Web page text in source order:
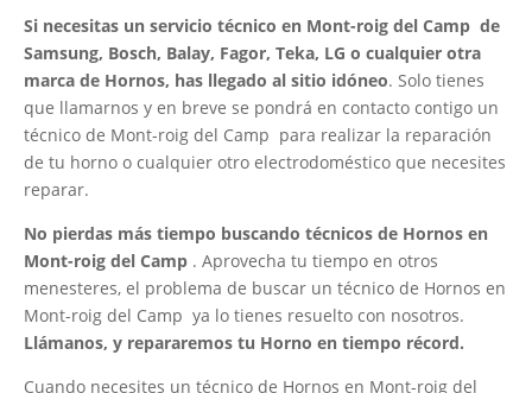
Si necesitas un servicio técnico en Mont-roig del Camp de
Samsung, Bosch, Balay, Fagor, Teka, LG o cualquier otra
marca de Hornos, has llegado al sitio idóneo. Solo tienes
que llamarnos y en breve se pondrá en contacto contigo un
técnico de Mont-roig del Camp para realizar la reparación
de tu horno o cualquier otro electrodoméstico que necesites
reparar.
No pierdas más tiempo buscando técnicos de Hornos en
Mont-roig del Camp . Aprovecha tu tiempo en otros
menesteres, el problema de buscar un técnico de Hornos en
Mont-roig del Camp ya lo tienes resuelto con nosotros.
Llámanos, y repararemos tu Horno en tiempo récord.
Cuando necesites un técnico de Hornos en Mont-roig del